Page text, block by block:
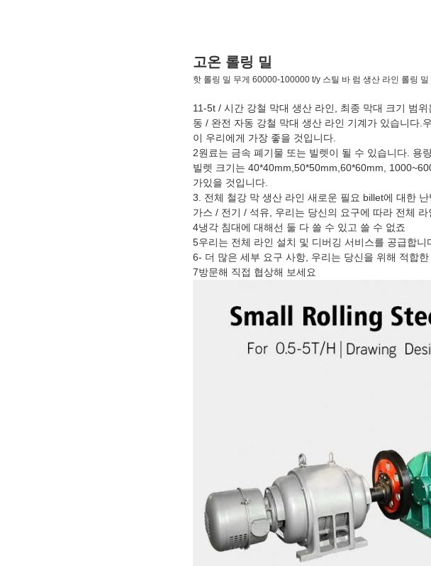
고온 롤링 밀
핫 롤링 밀 무게 60000-100000 t/y 스틸 바 럼 생산 라인 롤링
11-5t / 시간 강철 막대 생산 라인, 최종 막대 크기 범
동 / 완전 자동 강철 막대 생산 라인 기계가 있습니다.
이 우리에게 가장 좋을 것입니다.
2원료는 금속 폐기물 또는 빌렛이 될 수 있습니다. 용
빌렛 크기는 40*40mm,50*50mm,60*60mm,
가있을 것입니다.
3. 전체 철강 막 생산 라인 새로운 필요 billet에 대한
가스 / 전기 / 석유, 우리는 당신의 요구에 따라 전체 라
4냉각 침대에 대해선 둘 다 쓸 수 있고 쓸 수 없죠
5우리는 전체 라인 설치 및 디버깅 서비스를 공급합니
6- 더 많은 세부 요구 사항, 우리는 당신을 위해 적합
7방문해 직접 협상해 보세요